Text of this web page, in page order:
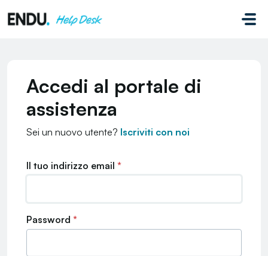
Accedi al portale di
assistenza
Sei un nuovo utente? Iscriviti con noi
Il tuo indirizzo email *
Password *